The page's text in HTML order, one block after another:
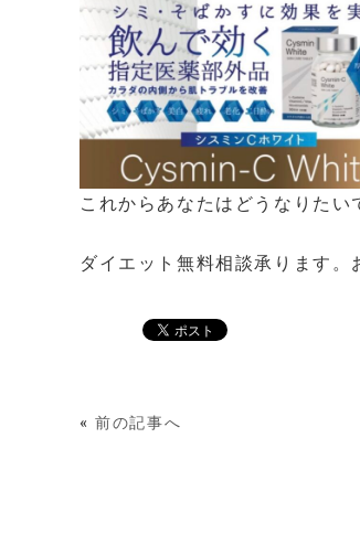
これからあなたはどうなりたい
ダイエット無料相談承ります。
«前の記事へ